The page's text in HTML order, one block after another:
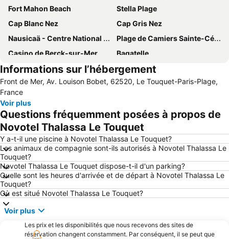
Fort Mahon Beach
Stella Plage
Cap Blanc Nez
Cap Gris Nez
Nausicaä - Centre National De La Mer
Plage de Camiers Sainte-Cécile
Casino de Berck-sur-Mer
Bagatelle
Touquet-Paris-Plage
Plage de Hardelot
Rencontres Internationales de Cerfs-volants
Enduropale Quaduro
Dennlys Parc
Port de Boulogne-Sur-Mer
Plage de Le Portel
Pointe du Hourdel
Parc du Marquenterre
Aquaclub de Belle-Dune
d'Onival
Tunnel sous la Manche Eurotunnel
Chez Mado
AGORA
Aérodrome d'Abbeville
Golf d'Hardelot
Cité Europe
Aqualud
La Route du Poisson
La Marie Galante
Informations sur l’hébergement
Front de Mer, Av. Louison Bobet, 62520, Le Touquet-Paris-Plage,
France
Voir plus
Questions fréquemment posées à propos de
Novotel Thalassa Le Touquet
Y a-t-il une piscine à Novotel Thalassa Le Touquet?
Les animaux de compagnie sont-ils autorisés à Novotel Thalassa Le
Touquet?
Novotel Thalassa Le Touquet dispose-t-il d'un parking?
Quelle sont les heures d'arrivée et de départ à Novotel Thalassa Le
Touquet?
Où est situé Novotel Thalassa Le Touquet?
Voir plus
Les prix et les disponibilités que nous recevons des sites de
réservation changent constamment. Par conséquent, il se peut que